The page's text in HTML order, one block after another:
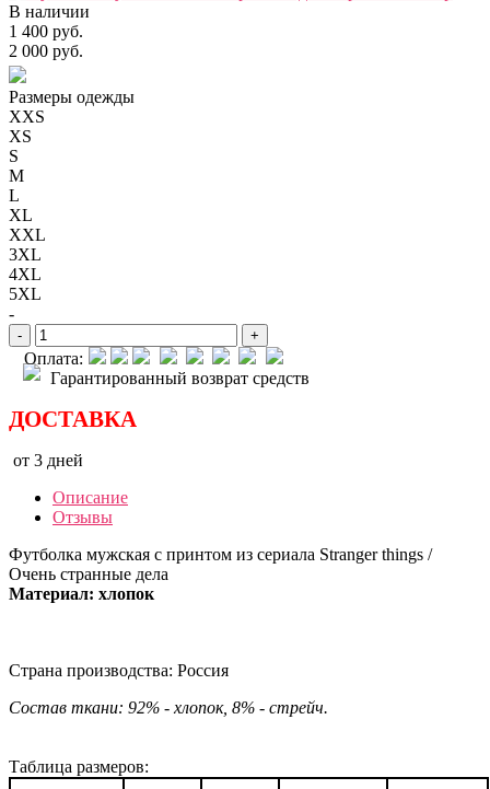
В наличии
1 400 руб.
2 000 руб.
Размеры одежды
XXS
XS
S
M
L
XL
XXL
3XL
4XL
5XL
-
- +
Оплата:
Гарантированный возврат средств
ДОСТАВКА
от 3 дней
Описание
Отзывы
Футболка мужская с принтом из сериала Stranger things /
Очень странные дела
Материал: хлопок
Страна производства: Россия
Состав ткани: 92% - хлопок, 8% - стрейч.
Таблица размеров: